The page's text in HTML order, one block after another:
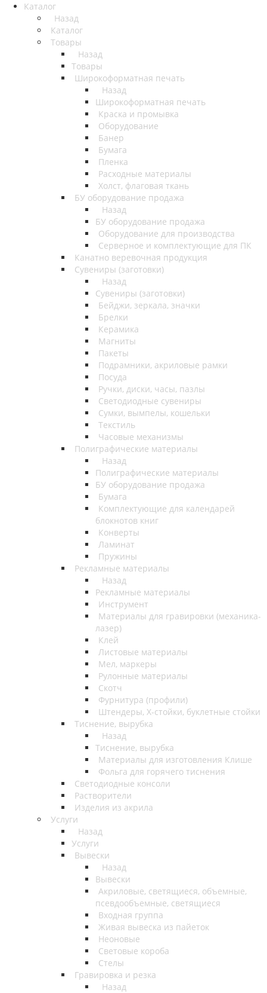
Каталог
Назад
Каталог
Товары
Назад
Товары
Широкоформатная печать
Назад
Широкоформатная печать
Краска и промывка
Оборудование
Банер
Бумага
Пленка
Расходные материалы
Холст, флаговая ткань
БУ оборудование продажа
Назад
БУ оборудование продажа
Оборудование для производства
Серверное и комплектующие для ПК
Канатно веревочная продукция
Сувениры (заготовки)
Назад
Сувениры (заготовки)
Бейджи, зеркала, значки
Брелки
Керамика
Магниты
Пакеты
Подрамники, акриловые рамки
Посуда
Ручки, диски, часы, пазлы
Светодиодные сувениры
Сумки, вымпелы, кошельки
Текстиль
Часовые механизмы
Полиграфические материалы
Назад
Полиграфические материалы
БУ оборудование продажа
Бумага
Комплектующие для календарей
блокнотов книг
Конверты
Ламинат
Пружины
Рекламные материалы
Назад
Рекламные материалы
Инструмент
Материалы для гравировки (механика-
лазер)
Клей
Листовые материалы
Мел, маркеры
Рулонные материалы
Скотч
Фурнитура (профили)
Штендеры, Х-стойки, буклетные стойки
Тиснение, вырубка
Назад
Тиснение, вырубка
Материалы для изготовления Клише
Фольга для горячего тиснения
Светодиодные консоли
Растворители
Изделия из акрила
Услуги
Назад
Услуги
Вывески
Назад
Вывески
Акриловые, светящиеся, объемные,
псевдообъемные, светящиеся
Входная группа
Живая вывеска из пайеток
Неоновые
Световые короба
Стелы
Гравировка и резка
Назад